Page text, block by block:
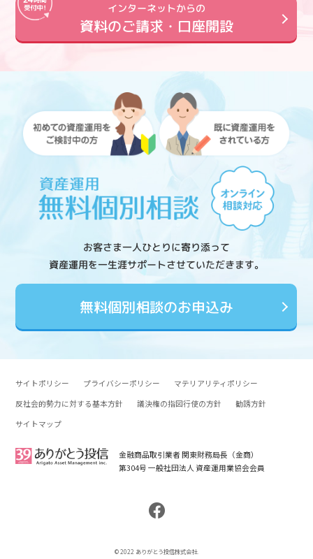
インターネットからの
資料のご請求・口座開設
お客さま一人ひとりに寄り添って
資産運用を一生涯サポートさせていただきます。
無料個別相談のお申込み
サイトポリシー プライバシーポリシー
マテリアリティポリシー
反社会的勢力に対する基本方針
議決権の指図行使の方針
勧誘方針
サイトマップ
金融商品取引業者 関東財務局長（金商）
第304号 一般社団法人 資産運用業協会会員
© 2022 ありがとう投信株式会社.